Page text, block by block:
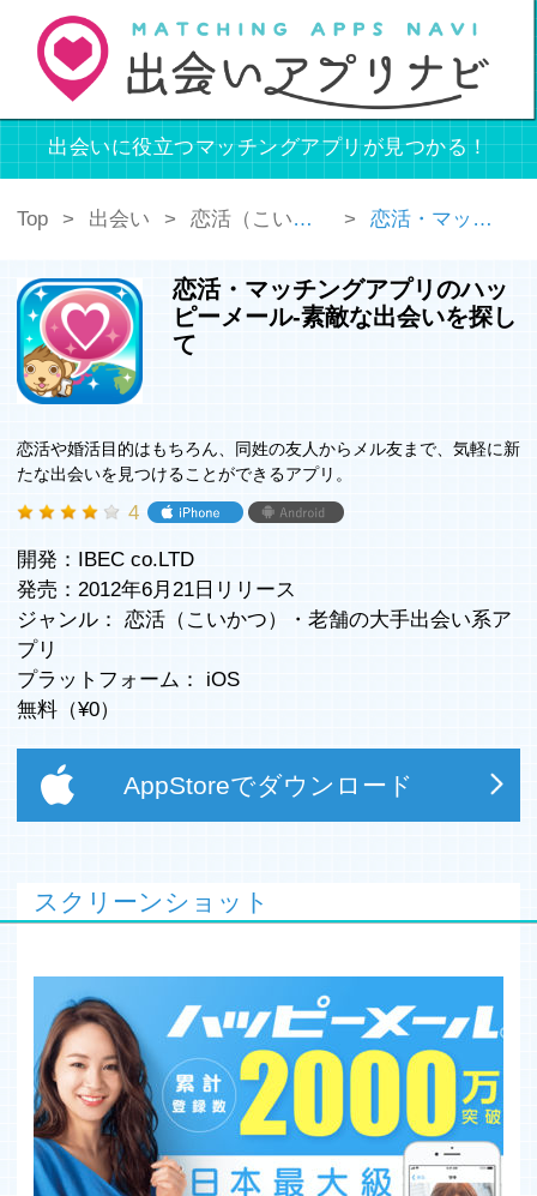
出会いに役立つマッチングアプリが見つかる！
Top 出会い 恋活（こいかつ） 恋活・マッチングアプリのハッピーメール-素敵な出会いを探して
恋活・マッチングアプリのハッ
ピーメール-素敵な出会いを探し
て
恋活や婚活目的はもちろん、同姓の友人からメル友まで、気軽に新
たな出会いを見つけることができるアプリ。
4
開発：IBEC co.LTD
発売：2012年6月21日リリース
ジャンル： 恋活（こいかつ） ・ 老舗の大手出会い系ア
プリ
プラットフォーム：
iOS
無料（¥0）
AppStoreでダウンロード
スクリーンショット